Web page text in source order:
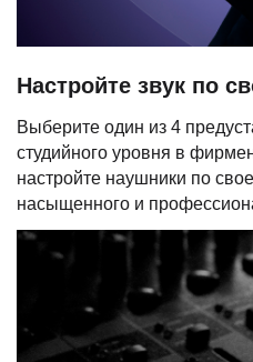
Настройте звук по
Выберите один из 4
студийного уровня в
настройте наушники по
насыщенного и